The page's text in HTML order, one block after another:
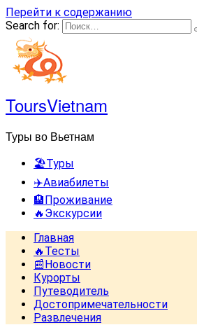
Перейти к содержанию
Search for:
ToursVietnam
Туры во Вьетнам
🏖️Туры
✈️Авиабилеты
🏨Проживание
🔥Экскурсии
Главная
🔥Тесты
📰Новости
Курорты
Путеводитель
Достопримечательности
Развлечения